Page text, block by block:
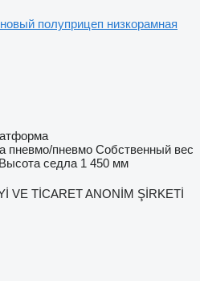
новый полуприцеп низкорамная
пневмо/пневмо Собственный вес
Высота седла 1 450 мм
VE TİCARET ANONİM ŞİRKETİ